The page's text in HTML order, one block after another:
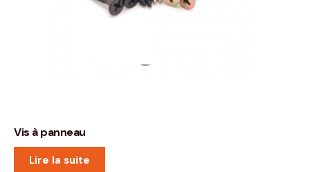
Vis à panneau
Lire la suite